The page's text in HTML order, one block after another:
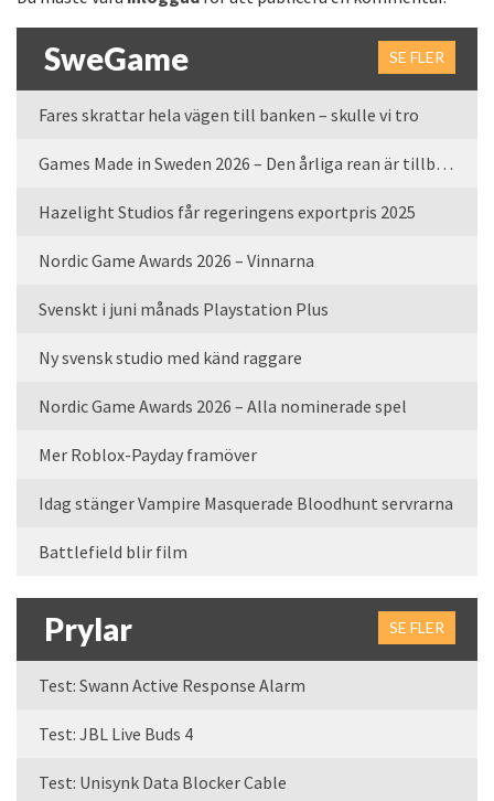
SweGame SE FLER
Fares skrattar hela vägen till banken – skulle vi tro
Games Made in Sweden 2026 – Den årliga rean är tillbaka
Hazelight Studios får regeringens exportpris 2025
Nordic Game Awards 2026 – Vinnarna
Svenskt i juni månads Playstation Plus
Ny svensk studio med känd raggare
Nordic Game Awards 2026 – Alla nominerade spel
Mer Roblox-Payday framöver
Idag stänger Vampire Masquerade Bloodhunt servrarna
Battlefield blir film
Prylar SE FLER
Test: Swann Active Response Alarm
Test: JBL Live Buds 4
Test: Unisynk Data Blocker Cable